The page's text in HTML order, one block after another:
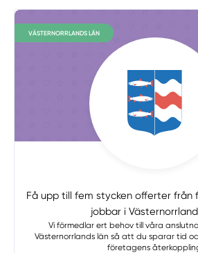
VÄSTERNORRLANDS LÄN
Få upp till fem stycken offerter från
jobbar i
Vi förmedlar ert behov till våra
Västernorrlands län så att du sparar tid
företagens